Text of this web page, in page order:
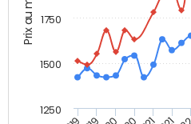
Prix au m2
1250
1500
1750